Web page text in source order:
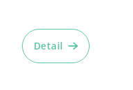
Detail